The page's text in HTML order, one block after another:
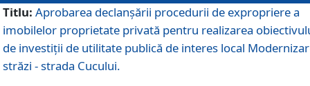
Titlu: Aprobarea declanșării procedurii de expropriere a
imobilelor proprietate privată pentru realizarea
de investiții de utilitate publică de interes local
străzi - strada Cucului.